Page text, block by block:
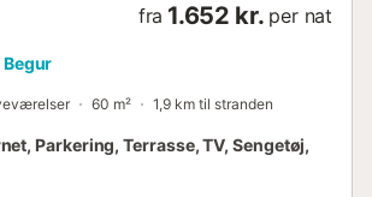
fra 1.652 kr. per nat
60 m² 1,9 km til stranden
Parkering, Terrasse, TV, Sengetøj,